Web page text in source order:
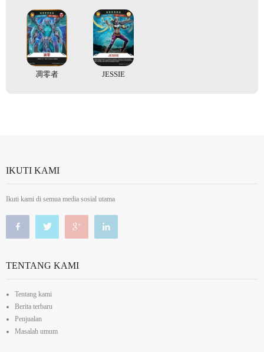
凋零者 JESSIE
IKUTI KAMI
Ikuti kami di semua media sosial utama
TENTANG KAMI
Tentang kami
Berita terbaru
Penjualan
Masalah umum